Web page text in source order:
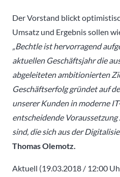
Der Vorstand blickt
Umsatz und Ergebnis sollen
„Bechtle ist hervorragend
aktuellen Geschäftsjahr die
abgeleiteten ambitionierten
Geschäftserfolg gründet auf
unserer Kunden in moderne
entscheidende
sind, die sich aus der
Thomas Olemotz.
Aktuell (19.03.2018 / 12:00